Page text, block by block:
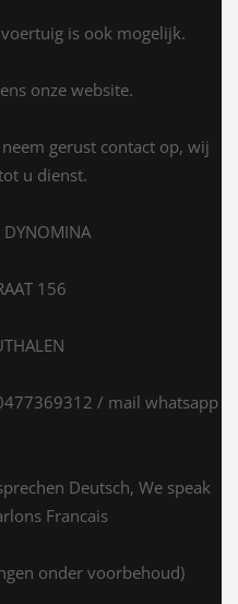
is ook mogelijk.
onze website.
gerust contact op, wij
u dienst.
DYNOMINA
156
/ mail whatsapp
Deutsch, We speak
Francais
onder voorbehoud)